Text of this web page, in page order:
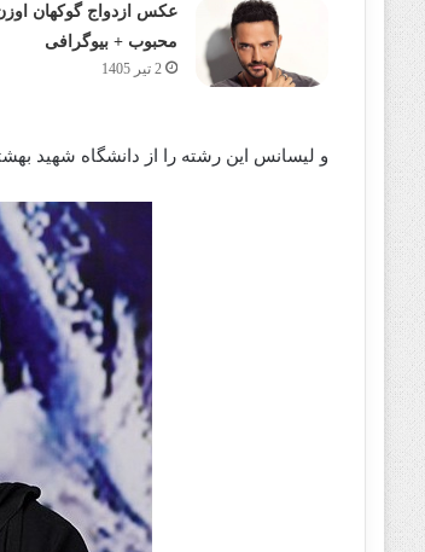
عکس ازدواج گوکهان
محبوب + بیوگرافی
2 تیر 1405
و لیسانس این رشته‌ را از دانشگاه شهید